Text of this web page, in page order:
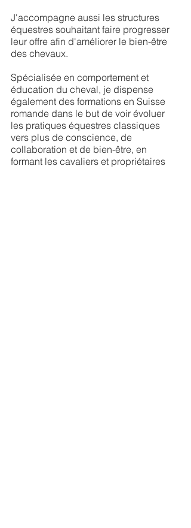
J'accompagne aussi les structures
équestres souhaitant faire progresser
leur offre afin d'améliorer le bien-être
des chevaux.
Spécialisée en comportement et
éducation du cheval, je dispense
également des formations en Suisse
romande dans le but de voir évoluer
les pratiques équestres classiques
vers plus de conscience, de
collaboration et de bien-être, en
formant les cavaliers et propriétaires